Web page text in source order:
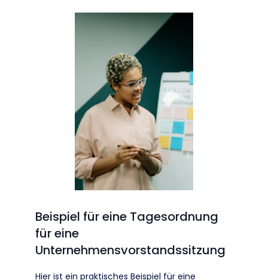
Beispiel für eine Tagesordnung
für eine
Unternehmensvorstandssitzung
Hier ist ein praktisches Beispiel für eine